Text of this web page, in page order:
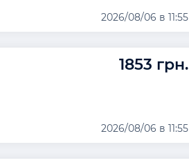
2026/08/06 в 11:55
1853 грн.
2026/08/06 в 11:55